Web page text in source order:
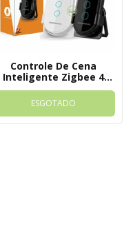
Controle De Cena
Inteligente Zigbee 4
Botões Nova Digital
ESGOTADO